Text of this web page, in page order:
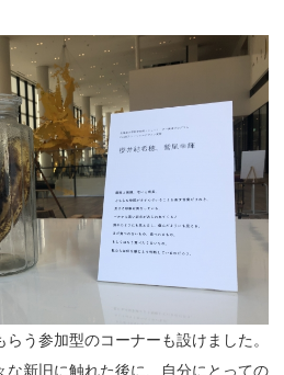
う参加型のコーナーも設けました。
な新旧に触れた後に、自分にとっての